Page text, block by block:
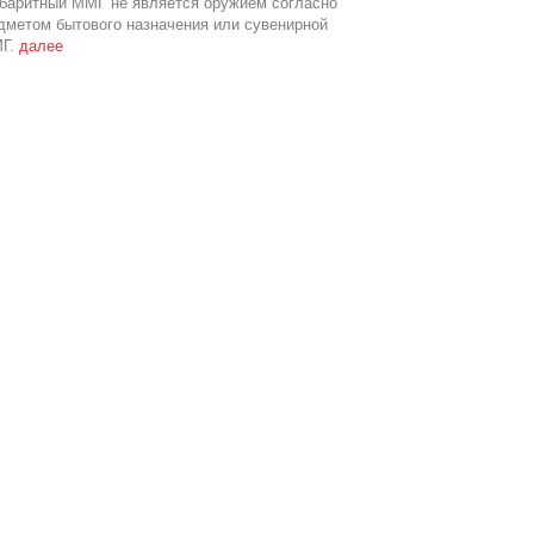
бытового назначения или сувенирной
далее